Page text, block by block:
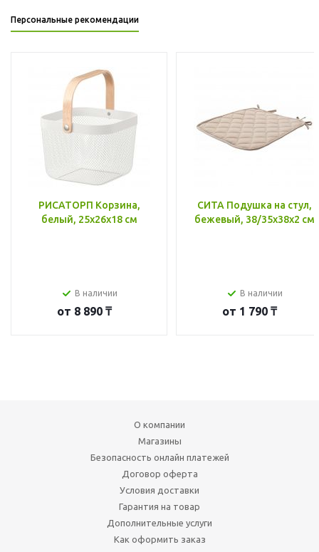
Персональные рекомендации
РИСАТОРП Корзина,
белый, 25x26x18 см
В наличии
от 8 890 ₸
СИТА Подушка на стул,
бежевый, 38/35x38x2 см
В наличии
от 1 790 ₸
О компании
Магазины
Безопасность онлайн платежей
Договор оферта
Условия доставки
Гарантия на товар
Дополнительные услуги
Как оформить заказ